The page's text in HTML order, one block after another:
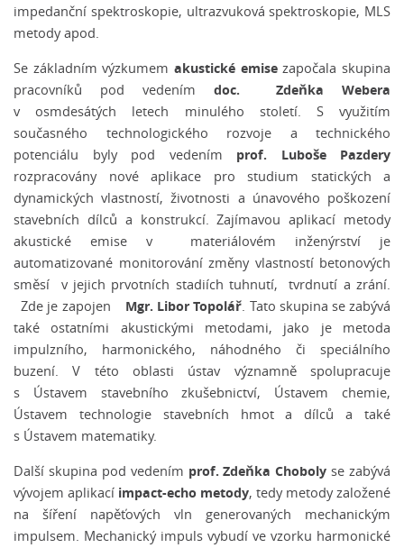
impedanční spektroskopie, ultrazvuková spektroskopie, MLS
metody apod.
Se základním výzkumem akustické emisezapočala skupina
pracovníků pod vedením doc. Zdeňka Webera
v osmdesátých letech minulého století. S využitím
současného technologického rozvoje a technického
potenciálu byly pod vedením prof. Luboše Pazdery
rozpracovány nové aplikace pro studium statických a
dynamických vlastností, životnosti a únavového poškození
stavebních dílců a konstrukcí. Zajímavou aplikací metody
akustické emise v materiálovém inženýrství je
automatizované monitorování změny vlastností betonových
směsí v jejich prvotních stadiích tuhnutí, tvrdnutí a zrání.
Zde je zapojen Mgr. Libor Topolář. Tato skupina se zabývá
také ostatními akustickými metodami, jako je metoda
impulzního, harmonického, náhodného či speciálního
buzení. V této oblasti ústav významně spolupracuje
s Ústavem stavebního zkušebnictví, Ústavem chemie,
Ústavem technologie stavebních hmot a dílců a také
s Ústavem matematiky.
Další skupina pod vedením prof. Zdeňka Choboly se zabývá
vývojem aplikací impact-echo metody, tedy metody založené
na šíření napěťových vln generovaných mechanickým
impulsem. Mechanický impuls vybudí ve vzorku harmonické